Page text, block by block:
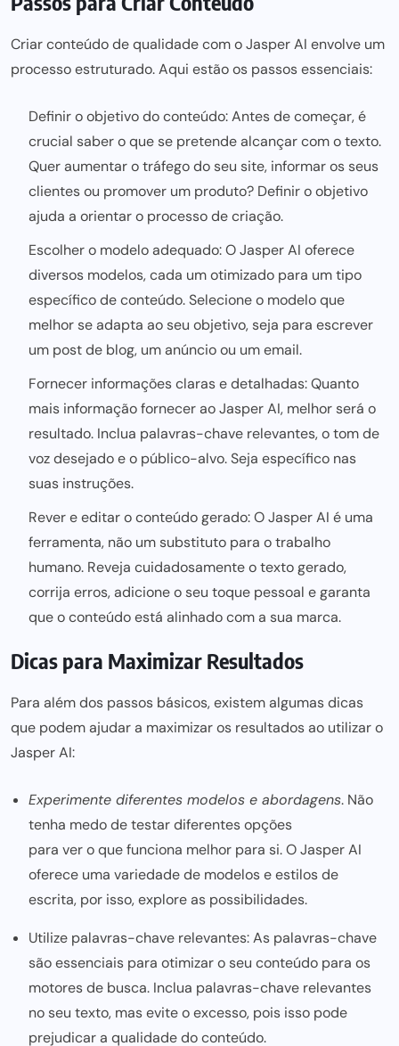
Criar conteúdo de qualidade com o Jasper AI envolve um
processo estruturado. Aqui estão os passos essenciais:
Definir o objetivo do conteúdo: Antes de começar, é
crucial saber o que se pretende alcançar com o texto.
Quer aumentar o tráfego do seu site, informar os seus
clientes ou promover um produto? Definir o objetivo
ajuda a orientar o processo de criação.
Escolher o modelo adequado: O Jasper AI oferece
diversos modelos, cada um otimizado para um tipo
específico de conteúdo. Selecione o modelo que
melhor se adapta ao seu objetivo, seja para escrever
um post de blog, um anúncio ou um email.
Fornecer informações claras e detalhadas: Quanto
mais informação fornecer ao Jasper AI, melhor será o
resultado. Inclua palavras-chave relevantes, o tom de
voz desejado e o público-alvo. Seja específico nas
suas instruções.
Rever e editar o conteúdo gerado: O Jasper AI é uma
ferramenta, não um substituto para o trabalho
humano. Reveja cuidadosamente o texto gerado,
corrija erros, adicione o seu toque pessoal e garanta
que o conteúdo está alinhado com a sua marca.
Dicas para Maximizar Resultados
Para além dos passos básicos, existem algumas dicas
que podem ajudar a maximizar os resultados ao utilizar o
Jasper AI:
Experimente diferentes modelos e abordagens. Não
tenha medo de testar diferentes opções
para ver o que funciona melhor para si. O Jasper AI
oferece uma variedade de modelos e estilos de
escrita, por isso, explore as possibilidades.
Utilize palavras-chave relevantes: As palavras-chave
sãoessenciais para otimizar o seu conteúdo para os
motores de busca. Inclua palavras-chave relevantes
no seu texto, mas evite o excesso, pois isso pode
prejudicar a qualidade do conteúdo.